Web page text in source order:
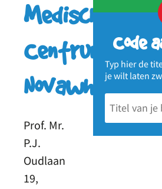
Code
Typ hier de
je wilt laten
Medisch
Centrum
Novawhere
Prof. Mr.
P.J.
Oudlaan
19,